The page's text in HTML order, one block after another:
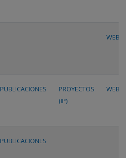
WEB
PUBLICACIONES
PROYECTOS
(IP)
WEB
PUBLICACIONES